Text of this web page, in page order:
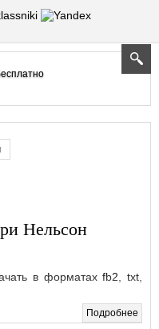
Нельсон
в форматах fb2, txt,
Подробнее